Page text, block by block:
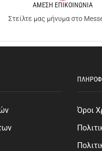
ΑΜΕΣΗ ΕΠΙΚΟΙΝΩΝΙΑ
Στείλτε μας μήνυμα στο
Όροι